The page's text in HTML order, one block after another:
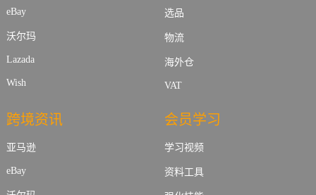
eBay
沃尔玛
Lazada
Wish
选品
物流
海外仓
VAT
跨境资讯
亚马逊
eBay
会员学习
学习视频
资料工具